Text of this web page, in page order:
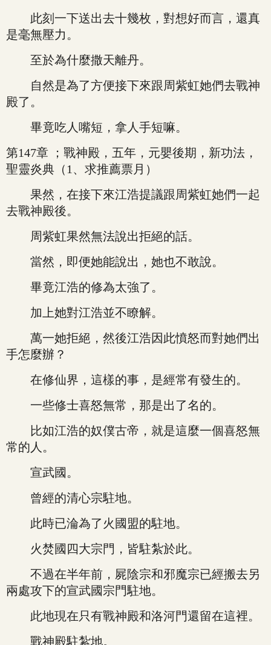
此刻一下送出去十幾枚，對想好而言，還真
是毫無壓力。
至於為什麼撒天離丹。
自然是為了方便接下來跟周紫虹她們去戰神
殿了。
畢竟吃人嘴短，拿人手短嘛。
第147章 ；戰神殿，五年，元嬰後期，新功法，
聖靈炎典（1、求推薦票月）
果然，在接下來江浩提議跟周紫虹她們一起
去戰神殿後。
周紫虹果然無法說出拒絕的話。
當然，即便她能說出，她也不敢說。
畢竟江浩的修為太強了。
加上她對江浩並不瞭解。
萬一她拒絕，然後江浩因此憤怒而對她們出
手怎麼辦？
在修仙界，這樣的事，是經常有發生的。
一些修士喜怒無常，那是出了名的。
比如江浩的奴僕古帝，就是這麼一個喜怒無
常的人。
宣武國。
曾經的清心宗駐地。
此時已淪為了火國盟的駐地。
火焚國四大宗門，皆駐紮於此。
不過在半年前，屍陰宗和邪魔宗已經搬去另
兩處攻下的宣武國宗門駐地。
此地現在只有戰神殿和洛河門還留在這裡。
戰神殿駐紮地。